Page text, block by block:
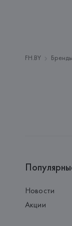
FH.BY Бренды
Новости
Акции